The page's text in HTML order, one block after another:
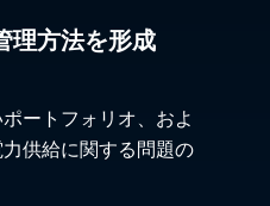
理方法を形成
ートフォリオ、およ
供給に関する問題の